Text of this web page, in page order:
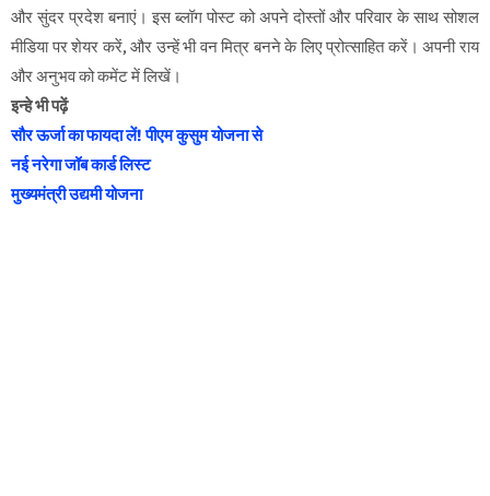
और सुंदर प्रदेश बनाएं। इस ब्लॉग पोस्ट को अपने दोस्तों और परिवार के साथ सोशल
मीडिया पर शेयर करें, और उन्हें भी वन मित्र बनने के लिए प्रोत्साहित करें। अपनी राय
और अनुभव को कमेंट में लिखें।
इन्हे भी पढ़ें
सौर ऊर्जा का फायदा लें! पीएम कुसुम योजना से
नई नरेगा जॉब कार्ड लिस्ट
मुख्यमंत्री उद्यमी योजना